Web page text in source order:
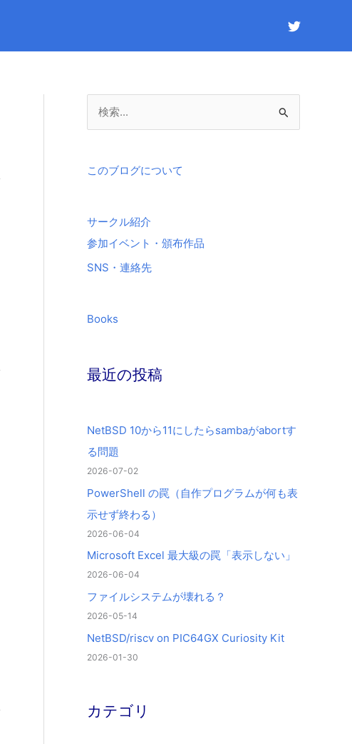
象
このブログについて
サークル紹介
参加イベント・頒布作品
SNS・連絡先
Books
最近の投稿
NetBSD 10から11にしたらsambaがabortす
る問題
2026-07-02
PowerShell の罠（自作プログラムが何も表
示せず終わる）
2026-06-04
Microsoft Excel 最大級の罠「表示しない」
2026-06-04
ファイルシステムが壊れる？
2026-05-14
NetBSD/riscv on PIC64GX Curiosity Kit
2026-01-30
カテゴリ